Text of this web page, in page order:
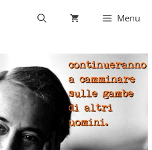
Menu